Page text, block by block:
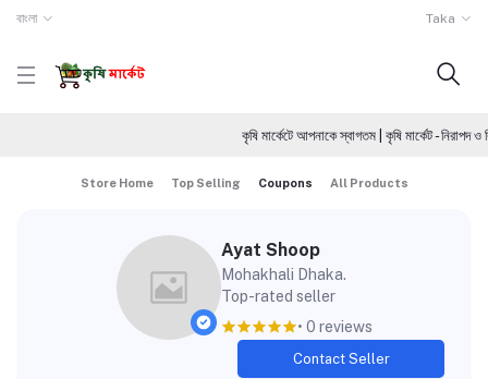
বাংলা Taka
কৃষি মার্কেটে আপনাকে স্বাগতম | কৃষি মার্কেট -
Store Home Top Selling Coupons All Products
Ayat Shoop
Mohakhali Dhaka.
Top-rated seller
• 0 reviews
Contact Seller